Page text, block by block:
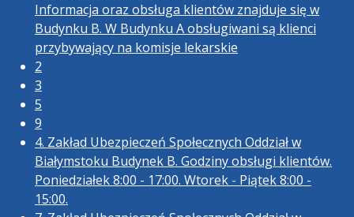
Informacja oraz obsługa klientów znajduje się w
Budynku B. W Budynku A obsługiwani są klienci
przybywający na komisje lekarskie
2
3
5
9
4. Zakład Ubezpieczeń Społecznych Oddział w
Białymstoku Budynek B. Godziny obsługi klientów.
Poniedziałek 8:00 - 17:00. Wtorek - Piątek 8:00 -
15:00.